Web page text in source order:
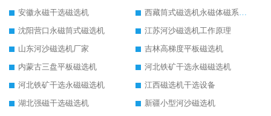
安徽永磁干选磁选机
西藏筒式磁选机永磁体磁系设计
沈阳营口永磁筒式磁选机
江苏河沙磁选机工作原理
山东河沙磁选机厂家
吉林高梯度平板磁选机
内蒙古三盘平板磁选机
河北铁矿干选永磁磁选机
河北铁矿干选永磁磁选机
江西磁选机干选设备
湖北强磁干选磁选机
新疆小型河沙磁选机